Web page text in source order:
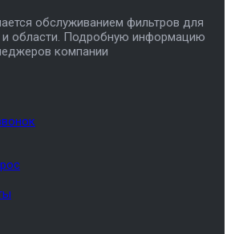
обслуживанием фильтров для
области. Подробную информацию
компании